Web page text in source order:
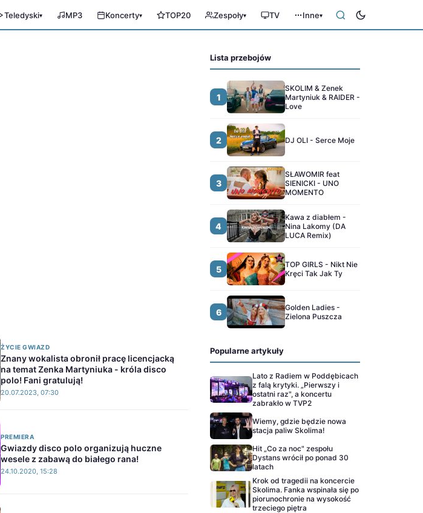
Teledyski▾ MP3 Koncerty▾ TOP20 Zespoły▾ TV Inne▾
ŻYCIE GWIAZD
Znany wokalista obronił pracę licencjacką
na temat Zenka Martyniuka - króla disco
polo! Fani gratulują!
20.07.2023, 07:30
PREMIERA
Gwiazdy disco polo organizują huczne
wesele z zabawą do białego rana!
24.10.2020, 15:28
Lista przebojów
1
SKOLIM & Zenek
Martyniuk & RAIDER -
Love
2 DJ OLI - Serce Moje
3
SŁAWOMIR feat
SIENICKI - UNO
MOMENTO
4
Kawa z diabłem -
Nina Lakomy (DA
LUCA Remix)
5
TOP GIRLS - Nikt Nie
Kręci Tak Jak Ty
6
Golden Ladies -
Zielona Puszcza
Popularne artykuły
Lato z Radiem w Poddębicach
z falą krytyki. „Pierwszy i
ostatni raz", a koncertu
zabrakło w TVP2
Wiemy, gdzie będzie nowa
stacja paliw Skolima!
Hit „Co za noc" zespołu
Dystans wrócił po ponad 30
latach
Krok od tragedii na koncercie
Skolima. Fanka wspinała się po
piorunochronie na wysokość
trzeciego piętra